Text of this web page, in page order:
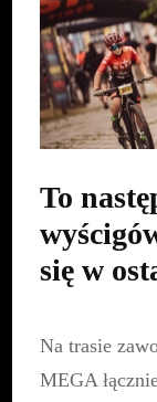
To
się w
Na trasie
MEGA